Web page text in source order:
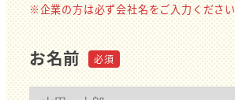
※企業の方は必ず会社名をご入力ください
お名前